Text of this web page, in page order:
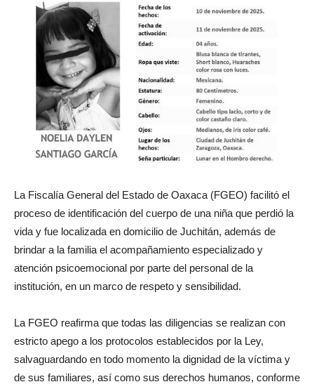
La Fiscalía General del Estado de Oaxaca (FGEO) facilitó el
proceso de identificación del cuerpo de una niña que perdió la
vida y fue localizada en domicilio de Juchitán, además de
brindar a la familia el acompañamiento especializado y
atención psicoemocional por parte del personal de la
institución, en un marco de respeto y sensibilidad.
La FGEO reafirma que todas las diligencias se realizan con
estricto apego a los protocolos establecidos por la Ley,
salvaguardando en todo momento la dignidad de la víctima y
de sus familiares, así como sus derechos humanos, conforme